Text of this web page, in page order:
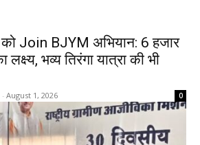
Join BJYM अभियान: 6 हजार
भव्य तिरंगा यात्रा की भी
- August 1, 2026 0